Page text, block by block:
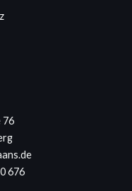
76
676